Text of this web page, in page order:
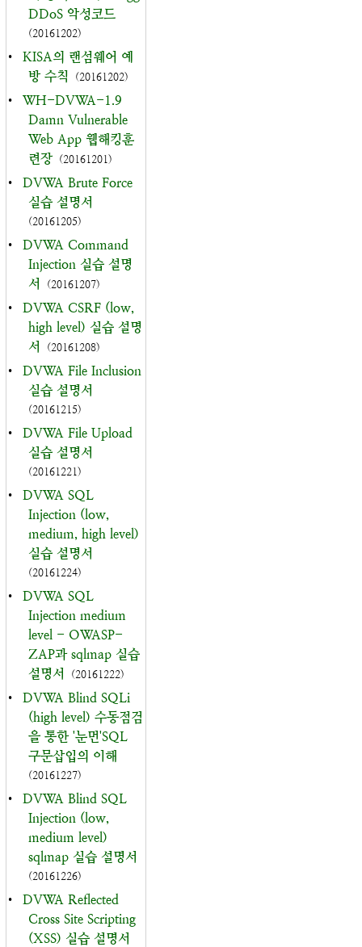
DDoS 악성코드
(20161202)
•
KISA의 랜섬웨어 예
방 수칙
(20161202)
•
WH-DVWA-1.9
Damn Vulnerable
Web App 웹해킹훈
련장 (20161201)
•
DVWA Brute Force
실습 설명서
(20161205)
•
DVWA Command
Injection 실습 설명
서
(20161207)
•
DVWA CSRF (low,
high level) 실습 설명
서
(20161208)
•
DVWA File Inclusion
실습 설명서
(20161215)
•
DVWA File Upload
실습 설명서
(20161221)
•
DVWA SQL
Injection (low,
medium, high level)
실습 설명서
(20161224)
•
DVWA SQL
Injection medium
level - OWASP-
ZAP과 sqlmap 실습
설명서
(20161222)
•
DVWA Blind SQLi
(high level) 수동점검
을 통한 '눈먼'SQL
구문삽입의 이해
(20161227)
•
DVWA Blind SQL
Injection (low,
medium level)
sqlmap 실습 설명서
(20161226)
•
DVWA Reflected
Cross Site Scripting
(XSS) 실습 설명서